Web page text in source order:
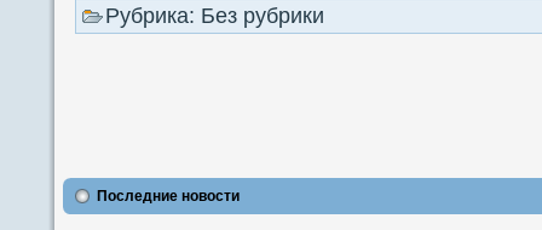
Рубрика: Без рубрики
Последние новости